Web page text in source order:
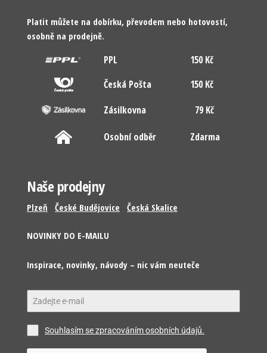
Platit můžete na dobírku, převodem nebo hotovostí,
osobně na prodejně.
PPL
150 Kč
Česká Pošta
150 Kč
Zásilkovna
79 Kč
Osobní odběr Zdarma
Naše prodejny
Plzeň České Budějovice Česká Skalice
NOVINKY DO E-MAILU
Inspirace, novinky, návody – nic vám neuteče
Souhlasím se zpracováním osobních údajů.